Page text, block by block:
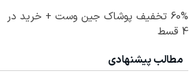
60% تخفیف پوشاک جین وست + خرید در
4 قسط
مطالب پیشنهادی